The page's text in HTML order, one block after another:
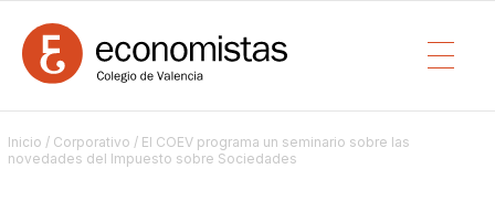
Inicio / Corporativo / El COEV programa un seminario sobre las
novedades del Impuesto sobre Sociedades